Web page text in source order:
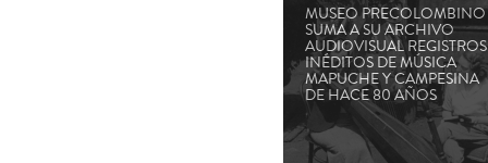
MUSEO PRECOLOMBINO
SUMA A SU ARCHIVO
AUDIOVISUAL REGISTROS
INÉDITOS DE MÚSICA
MAPUCHE Y CAMPESINA
DE HACE 80 AÑOS